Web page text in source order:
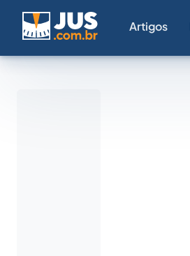
Artigos